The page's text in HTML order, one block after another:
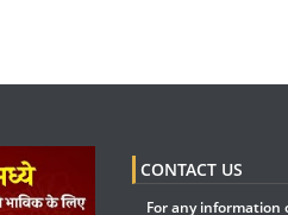
CONTACT US
For any information